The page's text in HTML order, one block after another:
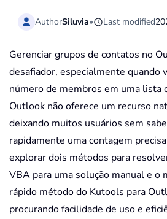
AuthorSiluvia• Last modified
Gerenciar grupos de contatos no
desafiador, especialmente quando
número de membros em uma lista
Outlook não oferece um recurso
deixando muitos usuários sem
rapidamente uma contagem
explorar dois métodos para
VBA para uma solução manual e o
rápido método do Kutools para
procurando facilidade de uso e